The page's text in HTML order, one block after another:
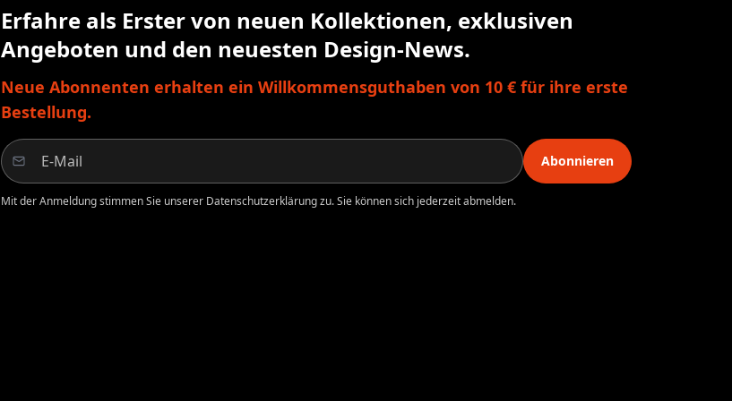
Erfahre als Erster von neuen Kollektionen, exklusiven
Angeboten und den neuesten Design-News.
Neue Abonnenten erhalten ein Willkommensguthaben von 10 € für ihre erste
Bestellung.
Abonnieren
Mit der Anmeldung stimmen Sie unserer Datenschutzerklärung zu. Sie können sich jederzeit abmelden.